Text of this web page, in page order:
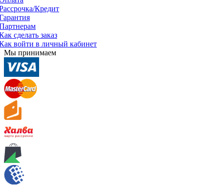
Кредит
сделать заказ
войти в личный кабинет
Мы принимаем